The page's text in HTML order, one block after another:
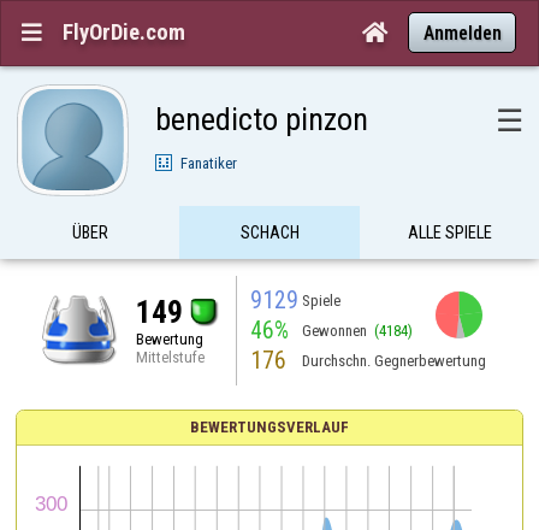
 FlyOrDie.com  Anmelden
benedicto pinzon ☰
Fanatiker
ÜBER SCHACH ALLE SPIELE
149
Bewertung
Mittelstufe
9129 Spiele
46% Gewonnen (4184)
176 Durchschn. Gegnerbewertung
BEWERTUNGSVERLAUF